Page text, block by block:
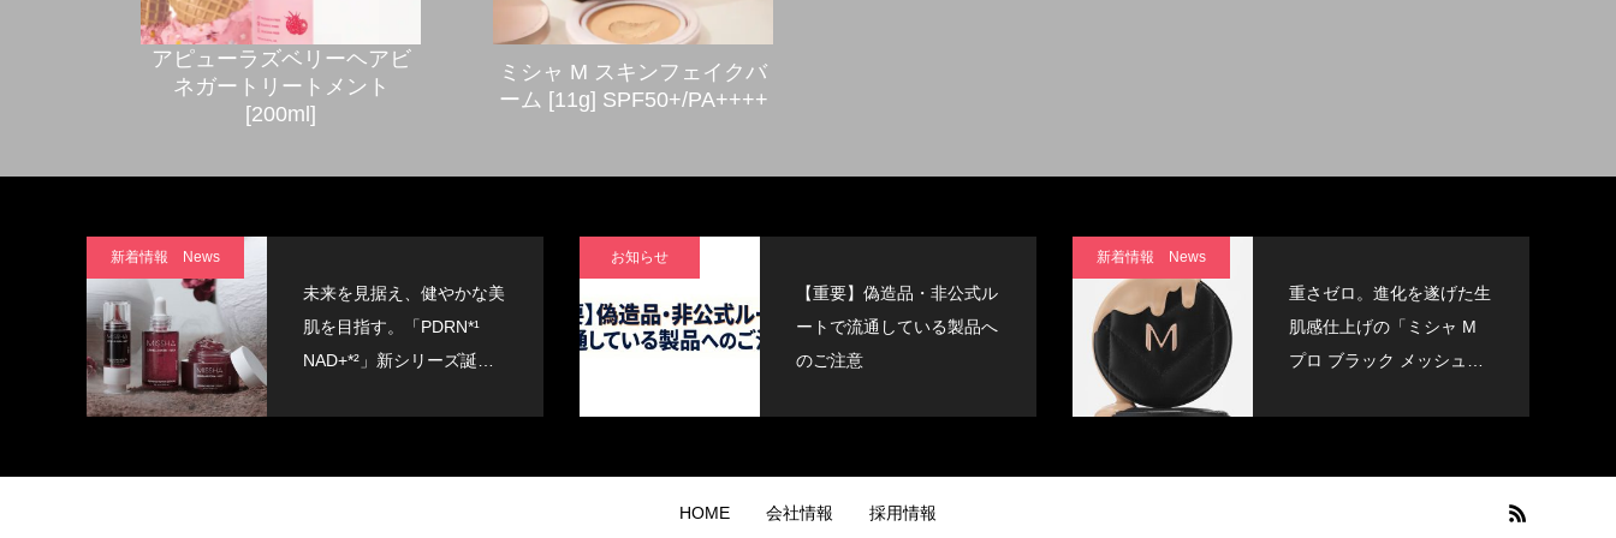
アピューラズベリーヘアビ
ネガートリートメント
[200ml]
ミシャ M スキンフェイクバ
ーム [11g] SPF50+/PA++++
新着情報 News
未来を見据え、健やかな美
肌を目指す。「PDRN*¹
NAD+*²」新シリーズ誕
お知らせ
【重要】偽造品・非公式ル
ートで流通している製品へ
のご注意
新着情報 News
重さゼロ。進化を遂げた生
肌感仕上げの「ミシャ M
プロ ブラック メッシュク
HOME 会社情報 採用情報